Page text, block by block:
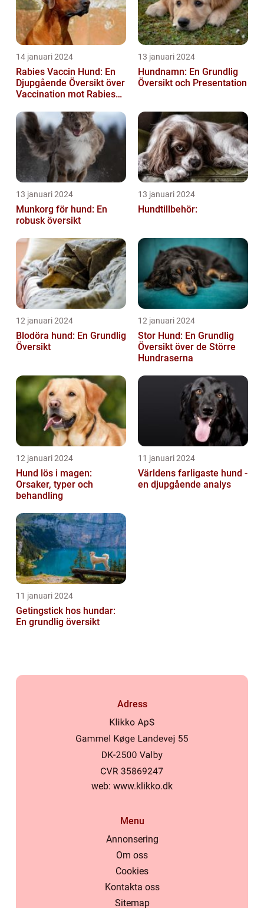
14 januari 2024
Rabies Vaccin Hund: En
Djupgående Översikt över
Vaccination mot Rabies
13 januari 2024
Hundnamn: En Grundlig
Översikt och Presentation
13 januari 2024
Munkorg för hund: En
robusk översikt
13 januari 2024
Hundtillbehör:
12 januari 2024
Blodöra hund: En Grundlig
Översikt
12 januari 2024
Stor Hund: En Grundlig
Översikt över de Större
Hundraserna
12 januari 2024
Hund lös i magen:
Orsaker, typer och
behandling
11 januari 2024
Världens farligaste hund -
en djupgående analys
11 januari 2024
Getingstick hos hundar:
En grundlig översikt
Adress
web: www.klikko.dk
Menu
Annonsering
Om oss
Cookies
Kontakta oss
Sitemap